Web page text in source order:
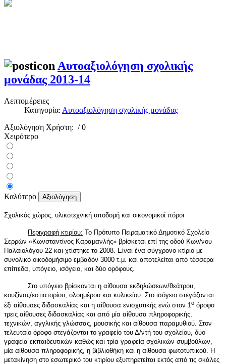
Αυτοαξιολόγηση σχολικής
μονάδας 2013-14
Λεπτομέρειες
Κατηγορία: Αυτοαξιολόγηση σχολικής μονάδας
Αξιολόγηση Χρήστη: / 0
Χειρότερο
Καλύτερο
Σχολικός χώρος, υλικοτεχνική υποδομή και οικονομικοί πόροι
Περιγραφή κτιρίου: Το Πρότυπο Πειραματικό Δημοτικό Σχολείο
Σερρών «Κωνσταντίνος Καραμανλής» βρίσκεται επί της οδού Κων/νου
Παλαιολόγου 22 και χτίστηκε το 2008. Είναι ένα σύγχρονο κτίριο με
συνολικό οικοδομήσιμο εμβαδόν 3000 τ.μ. και αποτελείται από τέσσερα
επίπεδα, υπόγειο, ισόγειο, και δύο ορόφους.
Στο υπόγειο βρίσκονται η αίθουσα εκδηλώσεων/θεάτρου,
κουζίνας/εστιατορίου, ολοημέρου και κυλικείου. Στο ισόγειο στεγάζονται
έξι αίθουσες διδασκαλίας και η αίθουσα ενισχυτικής ενώ στον 1 ο όροφο
τρεις αίθουσες διδασκαλίας και από μία αίθουσα πληροφορικής,
τεχνικών, αγγλικής γλώσσας, μουσικής και αίθουσα παραμυθιού. Στον
τελευταίο όροφο στεγάζονται το γραφείο του Δ/ντή του σχολείου, δύο
γραφεία εκπαιδευτικών καθώς και τρία γραφεία σχολικών συμβούλων,
μία αίθουσα πληροφορικής, η βιβλιοθήκη και η αίθουσα φωτοτυπικού. Η
μετακίνηση στο εσωτερικό του κτιρίου εξυπηρετείται εκτός από τις σκάλες